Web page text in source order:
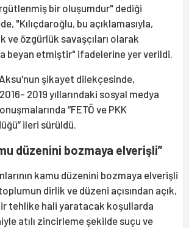
bir oluşumdur" dediği
"Kılıçdaroğlu, bu açıklamasıyla,
ve özgürlük savaşçıları olarak
beyan etmiştir" ifadelerine yer verildi.
Aksu'nun şikayet dilekçesinde,
2019 yıllarındaki sosyal medya
“FETÖ ve PKK
ileri sürüldü.
düzenini bozmaya elverişli”
kamu düzenini bozmaya elverişli
dirlik ve düzeni açısından açık,
tehlike hali yaratacak koşullarda
atılı zincirleme şekilde suçu ve